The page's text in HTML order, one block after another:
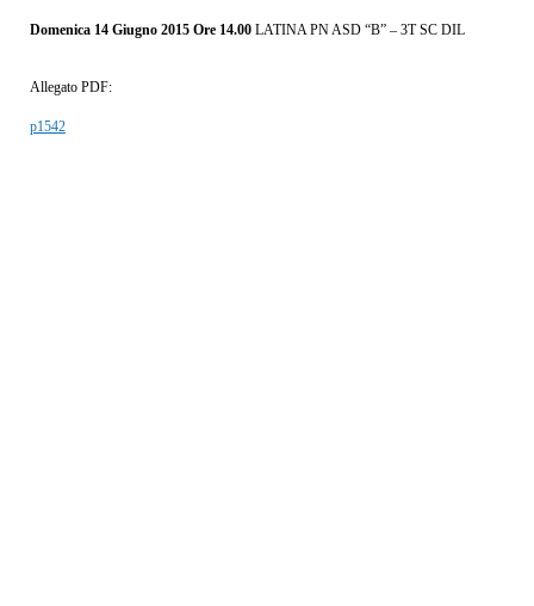
Domenica 14 Giugno 2015 Ore 14.00LATINA PN ASD “B” – 3T SC DIL
Allegato PDF:
p1542